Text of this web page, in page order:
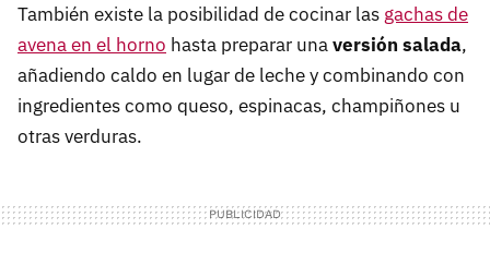
También existe la posibilidad de cocinar las gachas de
avena en el horno hasta preparar unaversión salada,
añadiendo caldo en lugar de leche y combinando con
ingredientes como queso, espinacas, champiñones u
otras verduras.